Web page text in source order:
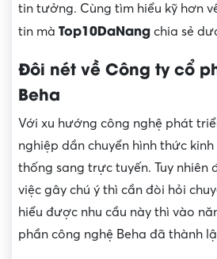
tin tưởng. Cùng tìm hiểu kỹ hơn
tin mà Top10DaNang chia sẻ
Đôi nét về Công ty cổ
Beha
Với xu hướng công nghệ phát
nghiệp dần chuyển hình thức
thống sang trực tuyến. Tuy nhiên
việc gây chú ý thì cần đòi hỏi
hiểu được nhu cầu này thì vào
phần công nghệ Beha đã thành